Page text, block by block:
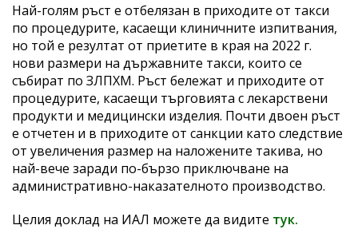
Най-голям ръст е отбелязан в приходите от такси
по процедурите, касаещи клиничните изпитвания,
но той е резултат от приетите в края на 2022 г.
нови размери на държавните такси, които се
събират по ЗЛПХМ. Ръст бележат и приходите от
процедурите, касаещи търговията с лекарствени
продукти и медицински изделия. Почти двоен ръст
е отчетен и в приходите от санкции като следствие
от увеличения размер на наложените такива, но
най-вече заради по-бързо приключване на
административно-наказателното производство.
Целия доклад на ИАЛ можете да видите тук.